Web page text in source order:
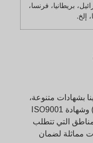
بريطانيا، فرنسا،
بشهادات متنوعة،
مثل شهادة المطابقة الأوروبية (CE) وشهادة ISO9001
التي تتطلب
لضمان